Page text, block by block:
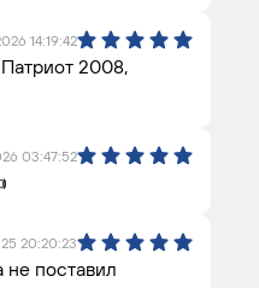
14:19:42
2008,
03:47:52
20:20:23
не поставил